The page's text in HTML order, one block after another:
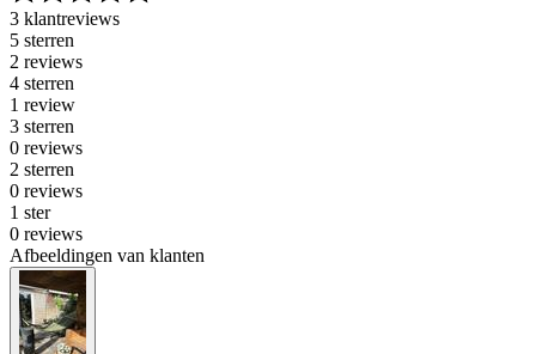
3 klantreviews
5 sterren
2 reviews
4 sterren
1 review
3 sterren
0 reviews
2 sterren
0 reviews
1 ster
0 reviews
Afbeeldingen van klanten